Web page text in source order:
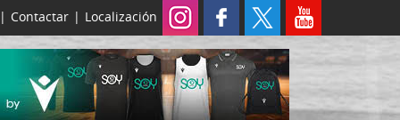
| Contactar | Localización